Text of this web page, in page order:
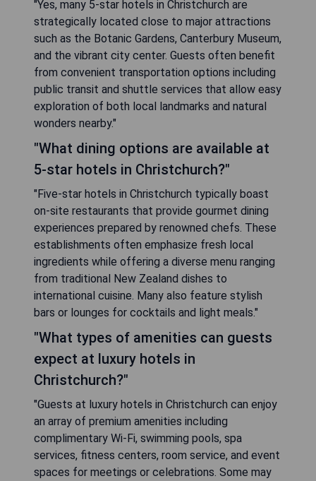
"Yes, many 5-star hotels in Christchurch are
strategically located close to major attractions
such as the Botanic Gardens, Canterbury Museum,
and the vibrant city center. Guests often benefit
from convenient transportation options including
public transit and shuttle services that allow easy
exploration of both local landmarks and natural
wonders nearby."
"What dining options are available at
5-star hotels in Christchurch?"
"Five-star hotels in Christchurch typically boast
on-site restaurants that provide gourmet dining
experiences prepared by renowned chefs. These
establishments often emphasize fresh local
ingredients while offering a diverse menu ranging
from traditional New Zealand dishes to
international cuisine. Many also feature stylish
bars or lounges for cocktails and light meals."
"What types of amenities can guests
expect at luxury hotels in
Christchurch?"
"Guests at luxury hotels in Christchurch can enjoy
an array of premium amenities including
complimentary Wi-Fi, swimming pools, spa
services, fitness centers, room service, and event
spaces for meetings or celebrations. Some may